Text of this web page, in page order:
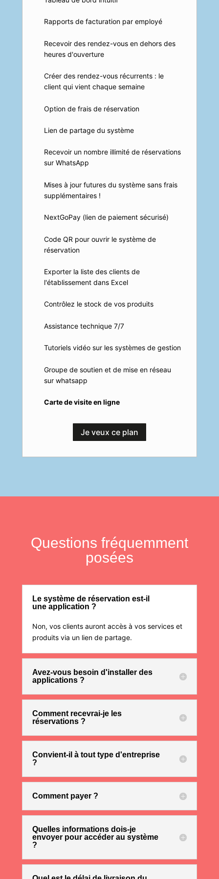
Rapports de facturation par employé
Recevoir des rendez-vous en dehors des
heures d'ouverture
Créer des rendez-vous récurrents : le
client qui vient chaque semaine
Option de frais de réservation
Lien de partage du système
Recevoir un nombre illimité de réservations
sur WhatsApp
Mises à jour futures du système sans frais
supplémentaires !
NextGoPay (lien de paiement sécurisé)
Code QR pour ouvrir le système de
réservation
Exporter la liste des clients de
l'établissement dans Excel
Contrôlez le stock de vos produits
Assistance technique 7/7
Tutoriels vidéo sur les systèmes de gestion
Groupe de soutien et de mise en réseau
sur whatsapp
Carte de visite en ligne
Je veux ce plan
Questions fréquemment
posées
Le système de réservation est-il
une application ?
Non, vos clients auront accès à vos services et
produits via un lien de partage.
Avez-vous besoin d'installer des
applications ?
Comment recevrai-je les
réservations ?
Convient-il à tout type d'entreprise
?
Comment payer ?
Quelles informations dois-je
envoyer pour accéder au système
?